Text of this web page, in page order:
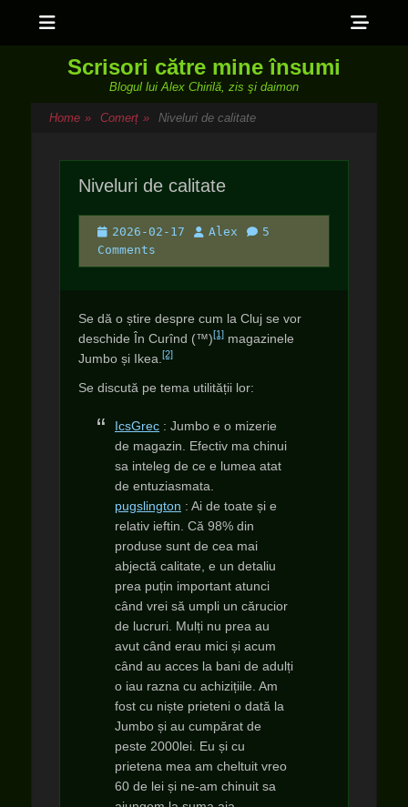
Scrisori către mine însumi
Blogul lui Alex Chirilă, zis şi daimon
Home » Comerț » Niveluri de calitate
Niveluri de calitate
Posted
on
2026-02-17 Author
Alex
5
Comments
Se dă o știre despre cum la Cluj se vor
deschide În Curînd (™)[1] magazinele
Jumbo și Ikea. [2]
Se discută pe tema utilității lor:
IcsGrec : Jumbo e o mizerie
de magazin. Efectiv ma chinui
sa inteleg de ce e lumea atat
de entuziasmata.
pugslington : Ai de toate și e
relativ ieftin. Că 98% din
produse sunt de cea mai
abjectă calitate, e un detaliu
prea puțin important atunci
când vrei să umpli un cărucior
de lucruri. Mulți nu prea au
avut când erau mici și acum
când au acces la bani de adulți
o iau razna cu achizițiile. Am
fost cu niște prieteni o dată la
Jumbo și au cumpărat de
peste 2000lei. Eu și cu
prietena mea am cheltuit vreo
60 de lei și ne-am chinuit sa